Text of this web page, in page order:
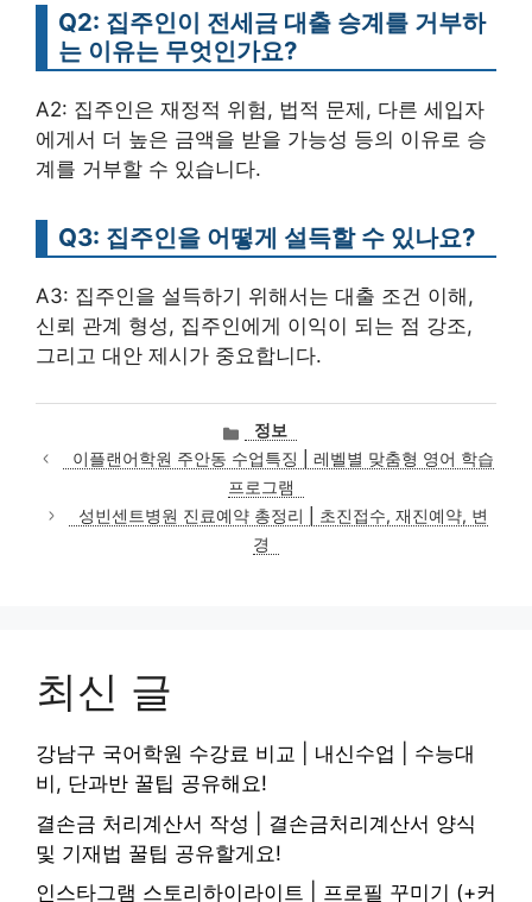
Q2: 집주인이 전세금 대출 승계를 거부하
는 이유는 무엇인가요?
A2: 집주인은 재정적 위험, 법적 문제, 다른 세입자
에게서 더 높은 금액을 받을 가능성 등의 이유로 승
계를 거부할 수 있습니다.
Q3: 집주인을 어떻게 설득할 수 있나요?
A3: 집주인을 설득하기 위해서는 대출 조건 이해,
신뢰 관계 형성, 집주인에게 이익이 되는 점 강조,
그리고 대안 제시가 중요합니다.
카
테
고
리
정보
이플랜어학원 주안동 수업특징 | 레벨별 맞춤형 영어 학습
프로그램
성빈센트병원 진료예약 총정리 | 초진접수, 재진예약, 변
경
최신 글
강남구 국어학원 수강료 비교 | 내신수업 | 수능대
비, 단과반 꿀팁 공유해요!
결손금 처리계산서 작성 | 결손금처리계산서 양식
및 기재법 꿀팁 공유할게요!
인스타그램 스토리하이라이트 | 프로필 꾸미기 (+커